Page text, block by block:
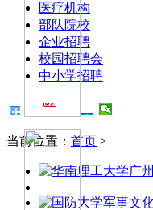
医疗机构
部队院校
企业招聘
校园招聘会
中小学招聘
当前位置： 首页 >